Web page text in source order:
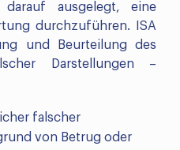
ausgelegt, eine
durchzuführen. ISA
und Beurteilung des
Darstellungen –
falscher
von Betrug oder